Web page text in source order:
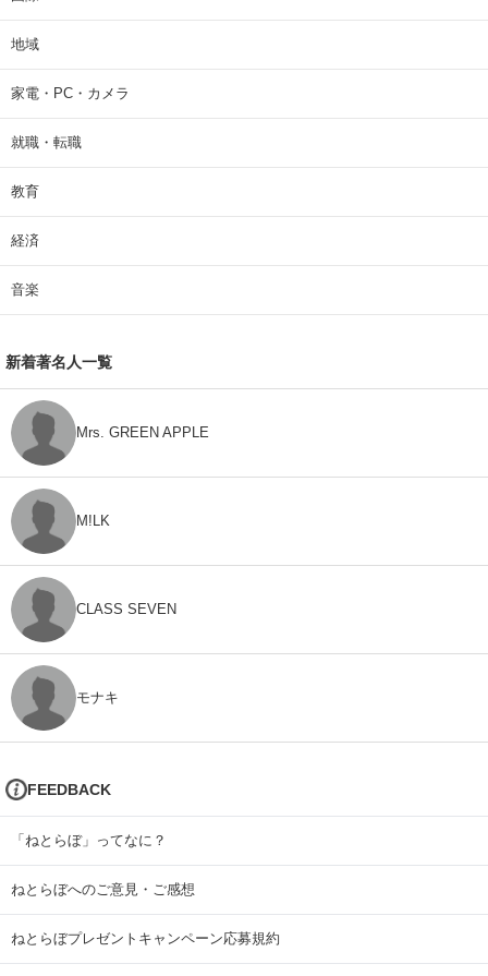
地域
家電・PC・カメラ
就職・転職
教育
経済
音楽
新着著名人一覧
Mrs. GREEN APPLE
M!LK
CLASS SEVEN
モナキ
FEEDBACK
「ねとらぼ」ってなに？
ねとらぼへのご意見・ご感想
ねとらぼプレゼントキャンペーン応募規約